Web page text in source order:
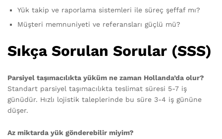
Yük takip ve raporlama sistemleri ile süreç şeffaf mı?
Müşteri memnuniyeti ve referansları güçlü mü?
Sıkça Sorulan Sorular (SSS)
Parsiyel taşımacılıkta yüküm ne zaman Hollanda’da olur?
Standart parsiyel taşımacılıkta teslimat süresi 5-7 iş
günüdür. Hızlı lojistik taleplerinde bu süre 3-4 iş gününe
düşer.
Az miktarda yük gönderebilir miyim?